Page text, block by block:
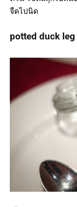
จืดไปนิด
potted duck